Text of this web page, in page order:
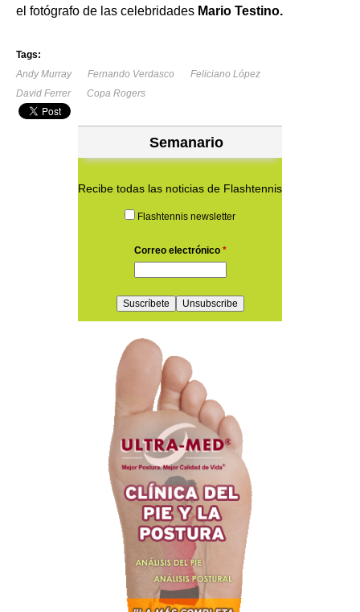
el fotógrafo de las celebridades Mario Testino.
Tags:
Andy Murray
Fernando Verdasco
Feliciano López
David Ferrer
Copa Rogers
Semanario
Recibe todas las noticias de Flashtennis
Flashtennis newsletter
Correo electrónico *